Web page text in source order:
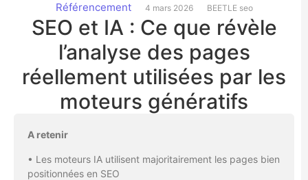
Référencement 4 mars 2026 BEETLE seo
SEO et IA : Ce que révèle
l’analyse des pages
réellement utilisées par les
moteurs génératifs
A retenir
• Les moteurs IA utilisent majoritairement les pages bien
positionnées en SEO